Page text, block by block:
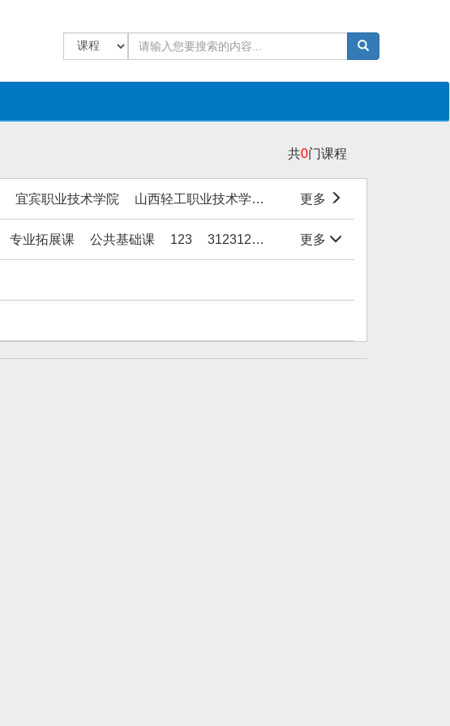
共0门课程
宜宾职业技术学院 山西轻工职业技术学院 洛阳职业技术学院
更多
专业拓展课 公共基础课 123 31231231 1111更多